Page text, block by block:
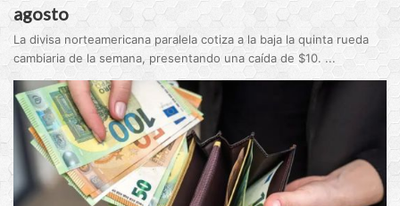
agosto
La divisa norteamericana paralela cotiza a la baja la quinta rueda
cambiaria de la semana, presentando una caída de $10. ...